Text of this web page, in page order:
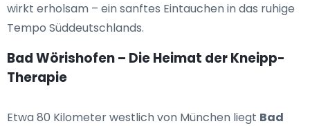
wirkt erholsam – ein sanftes Eintauchen in das ruhige
Tempo Süddeutschlands.
Bad Wörishofen – Die Heimat der Kneipp-
Therapie
Etwa 80 Kilometer westlich von München liegt Bad